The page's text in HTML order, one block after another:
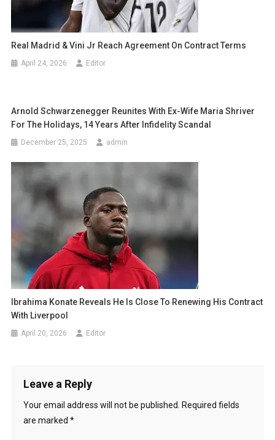
Real Madrid & Vini Jr Reach Agreement On Contract Terms
April 24, 2026 Editor
Arnold Schwarzenegger Reunites With Ex-Wife Maria Shriver
For The Holidays, 14 Years After Infidelity Scandal
December 25, 2025 admin
Ibrahima Konate Reveals He Is Close To Renewing His Contract
With Liverpool
April 20, 2026 Editor
Leave a Reply
Your email address will not be published.
Required fields
are marked *